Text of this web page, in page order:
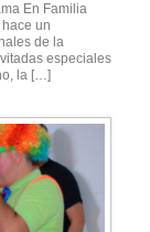
En Familia
un
de la
especiales
la […]